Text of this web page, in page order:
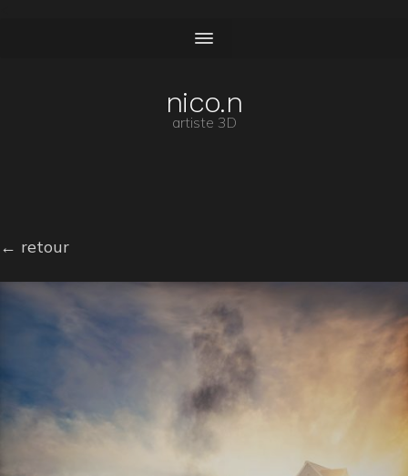
nico.n
artiste 3D
← retour